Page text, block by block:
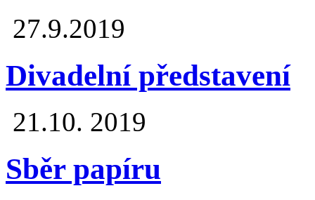
27.9.2019
Divadelní představení
21.10. 2019
Sběr papíru